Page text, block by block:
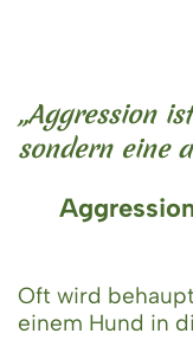
„Aggression
sondern eine
Oft wird
einem Hund in